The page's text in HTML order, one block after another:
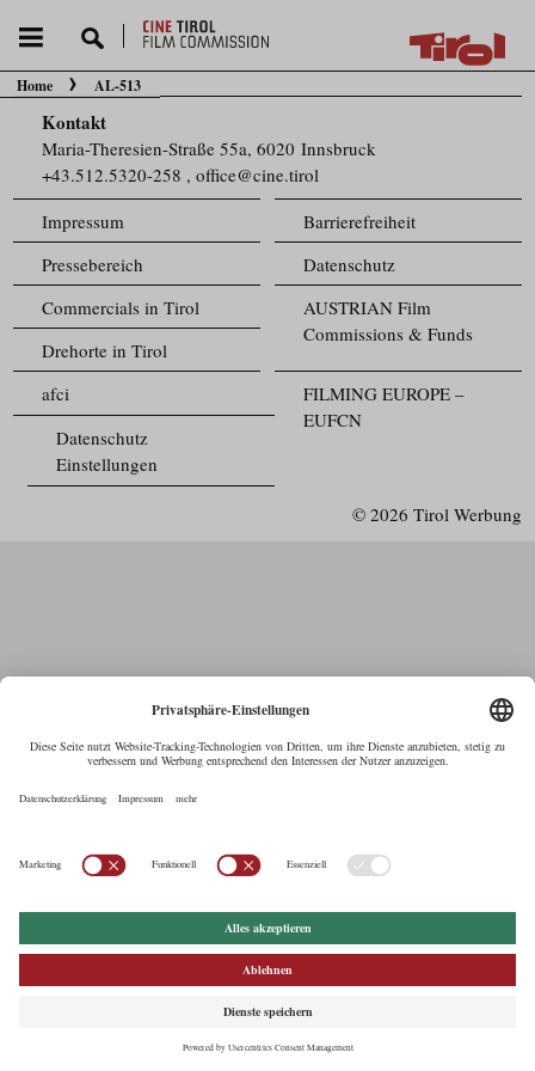
Sie befinden sich hier:
Home AL-513
Kontakt
Maria-Theresien-Straße 55a, 6020 Innsbruck
+43.512.5320-258 ,office@cine.tirol
Impressum
Barrierefreiheit
Pressebereich
Datenschutz
Commercials in Tirol
AUSTRIAN Film
Commissions & Funds
Drehorte in Tirol
FILMING EUROPE –
EUFCN
afci
Datenschutz
Einstellungen
© 2026 Tirol Werbung